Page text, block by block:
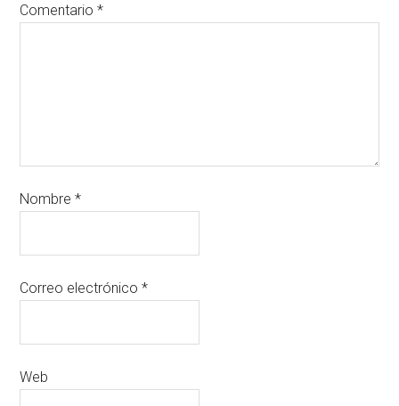
Comentario*
Nombre*
Correo electrónico*
Web